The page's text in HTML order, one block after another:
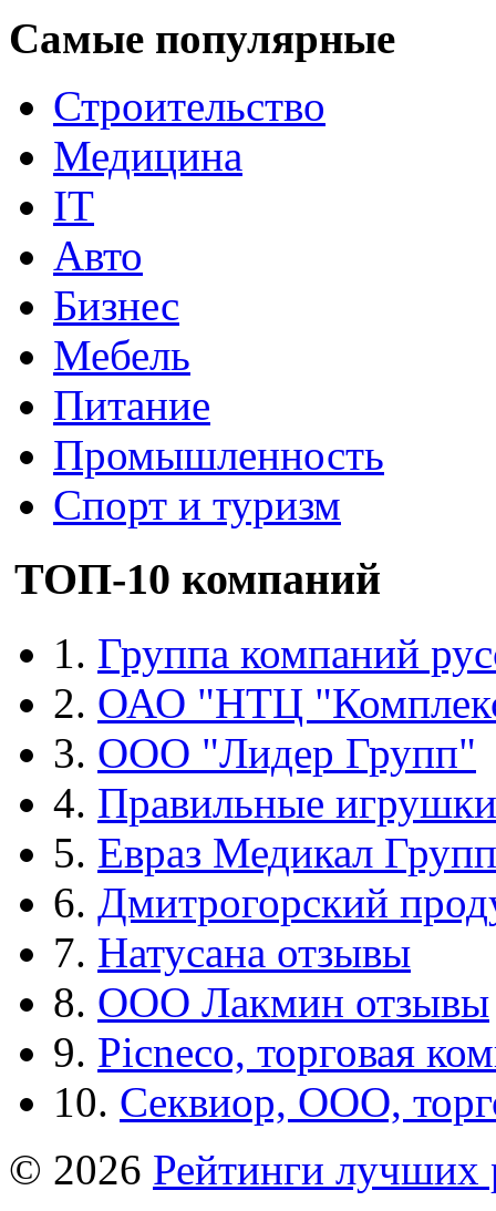
Самые популярные
Строительство
Медицина
IT
Авто
Бизнес
Мебель
Питание
Промышленность
Спорт и туризм
ТОП-10 компаний
1. Группа компаний
2. ОАО "НТЦ
3. ООО "Лидер Групп"
4. Правильные игрушки
5. Евраз Медикал Групп
6. Дмитрогорский
7. Натусана отзывы
8. ООО Лакмин отзывы
9. Picneco, торговая
10. Секвиор, ООО,
© 2026 Рейтинги лучших